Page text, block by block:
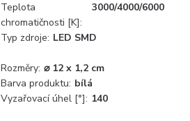
Teplota
chromatičnosti [K]:
3000/4000/6000
Typ zdroje: LED SMD
Rozměry: ⌀ 12 x 1,2 cm
Barva produktu: bílá
Vyzařovací úhel [°]: 140